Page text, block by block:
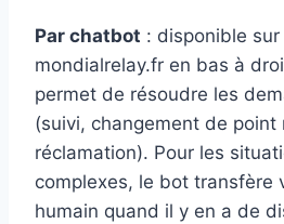
Par chatbot : disponible
mondialrelay.fr en bas à
permet de résoudre les
(suivi, changement de point
réclamation). Pour les
complexes, le bot transfère
humain quand il y en a de